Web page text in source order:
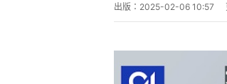
出版： 2025-02-06 10:57